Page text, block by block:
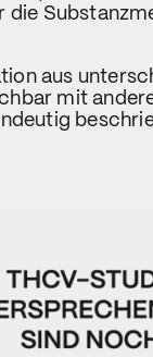
die
aus
mit